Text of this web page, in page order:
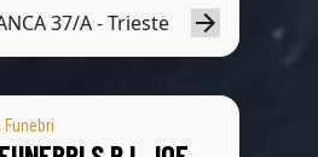
37/A - Trieste